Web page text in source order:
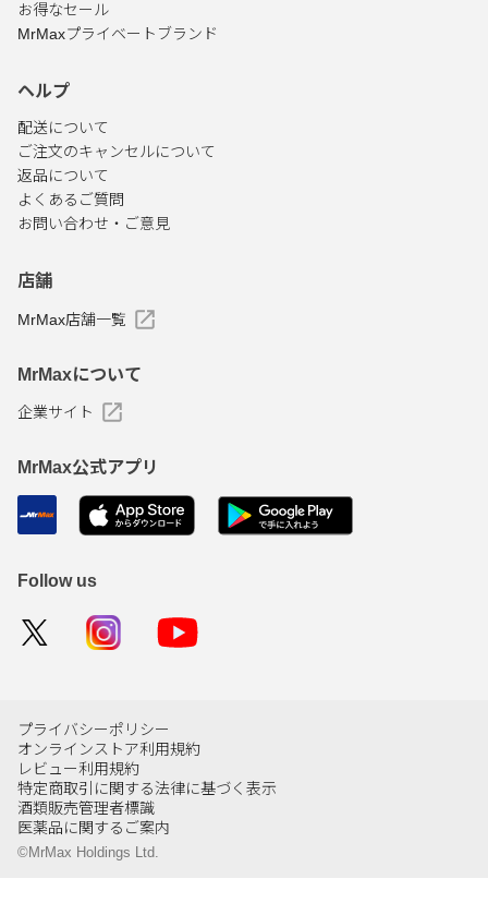
お得なセール
MrMaxプライベートブランド
ヘルプ
配送について
ご注文のキャンセルについて
返品について
よくあるご質問
お問い合わせ・ご意見
店舗
MrMax店舗一覧
MrMaxについて
企業サイト
MrMax公式アプリ
Follow us
プライバシーポリシー
オンラインストア利用規約
レビュー利用規約
特定商取引に関する法律に基づく表示
酒類販売管理者標識
医薬品に関するご案内
©MrMax Holdings Ltd.